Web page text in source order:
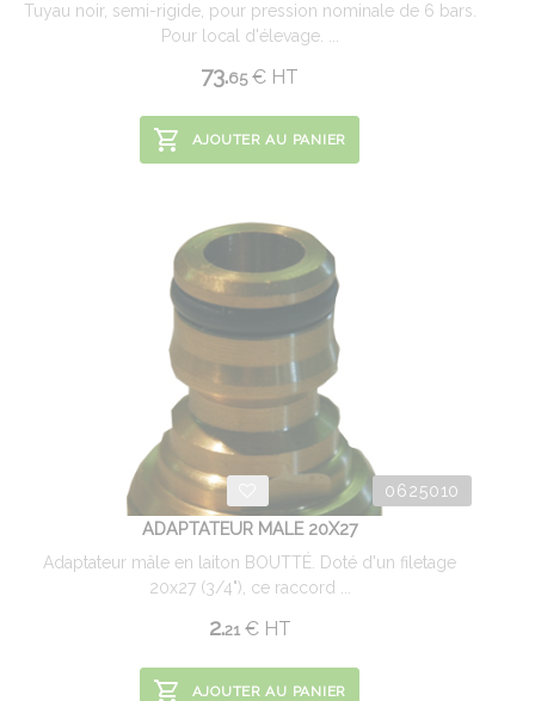
Tuyau noir, semi-rigide, pour pression nominale de 6 bars.
Pour local d'élevage. ...
73.65 € HT
AJOUTER AU PANIER
0625010
ADAPTATEUR MALE 20X27
Adaptateur mâle en laiton BOUTTÉ. Doté d'un filetage
20x27 (3/4"), ce raccord ...
2.21 €HT
AJOUTER AU PANIER